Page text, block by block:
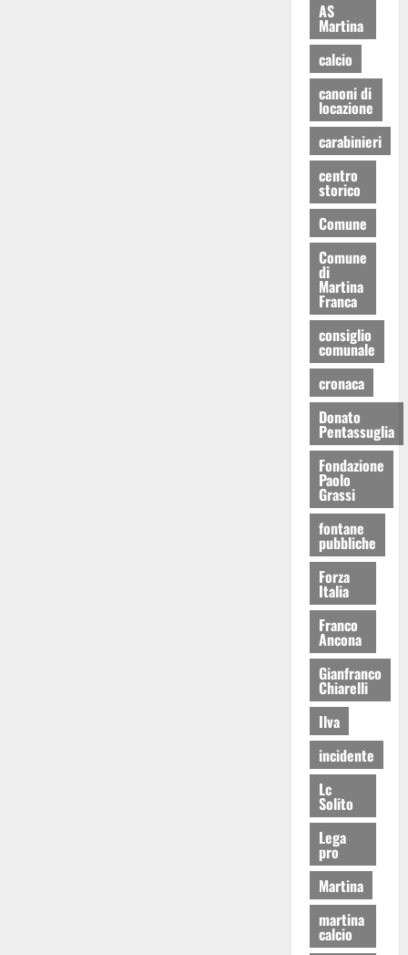
AS
Martina
calcio
canoni di
locazione
carabinieri
centro
storico
Comune
Comune
di
Martina
Franca
consiglio
comunale
cronaca
Donato
Pentassuglia
Fondazione
Paolo
Grassi
fontane
pubbliche
Forza
Italia
Franco
Ancona
Gianfranco
Chiarelli
Ilva
incidente
Lc
Solito
Lega
pro
Martina
martina
calcio